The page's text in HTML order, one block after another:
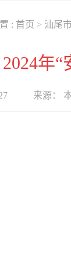
: 首页 > 汕尾
2024年
来源：